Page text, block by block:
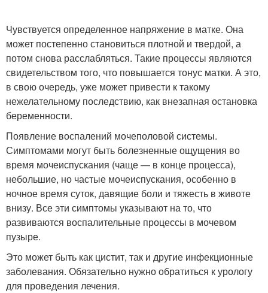
Чувствуется определенное напряжение в матке. Она
может постепенно становиться плотной и твердой, а
потом снова расслабляться. Такие процессы являются
свидетельством того, что повышается тонус матки. А это,
в свою очередь, уже может привести к такому
нежелательному последствию, как внезапная остановка
беременности.
Появление воспалений мочеполовой системы.
Симптомами могут быть болезненные ощущения во
время мочеиспускания (чаще — в конце процесса),
небольшие, но частые мочеиспускания, особенно в
ночное время суток, давящие боли и тяжесть в животе
внизу. Все эти симптомы указывают на то, что
развиваются воспалительные процессы в мочевом
пузыре.
Это может быть как цистит, так и другие инфекционные
заболевания. Обязательно нужно обратиться к урологу
для проведения лечения.